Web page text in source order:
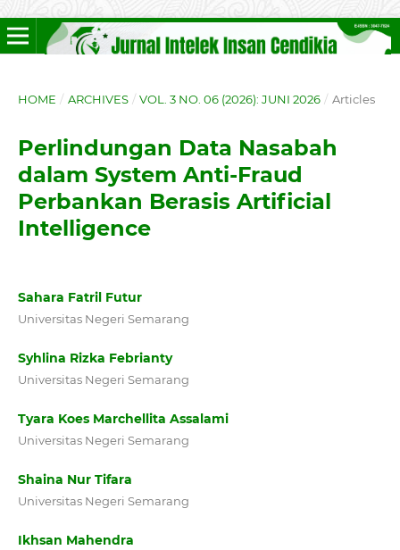
HOME / ARCHIVES / VOL. 3 NO. 06 (2026): JUNI 2026 / Articles
Perlindungan Data Nasabah
dalam System Anti-Fraud
Perbankan Berasis Artificial
Intelligence
Sahara Fatril Futur
Universitas Negeri Semarang
Syhlina Rizka Febrianty
Universitas Negeri Semarang
Tyara Koes Marchellita Assalami
Universitas Negeri Semarang
Shaina Nur Tifara
Universitas Negeri Semarang
Ikhsan Mahendra